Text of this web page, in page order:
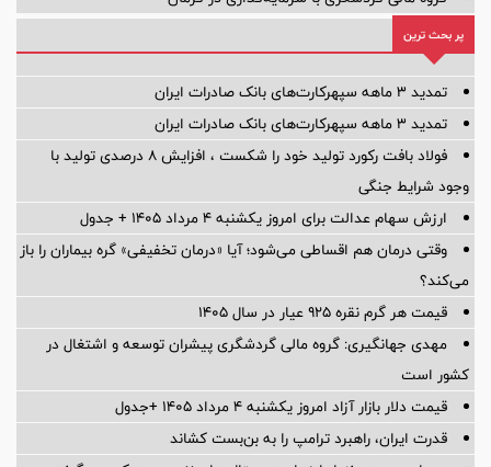
پر بحث ترین
تمدید 3 ماهه سپهرکارت‌های بانک صادرات ایران
تمدید 3 ماهه سپهرکارت‌های بانک صادرات ایران
فولاد بافت رکورد تولید خود را شکست ، افزایش 8 درصدی تولید با
وجود شرایط جنگی
ارزش سهام عدالت برای امروز یکشنبه ۴ مرداد ۱۴۰۵ + جدول
وقتی درمان هم اقساطی می‌شود؛ آیا «درمان تخفیفی» گره بیماران را باز
می‌کند؟
قیمت هر گرم نقره ۹۲۵ عیار در سال ۱۴۰۵
مهدی جهانگیری: گروه مالی گردشگری پیشران توسعه و اشتغال در
کشور است
قیمت دلار بازار آزاد امروز یکشنبه ۴ مرداد ۱۴۰۵ +جدول
قدرت ایران، راهبرد ترامپ را به بن‌بست کشاند